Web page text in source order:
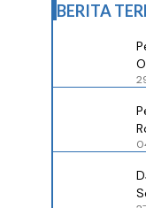
BERITA